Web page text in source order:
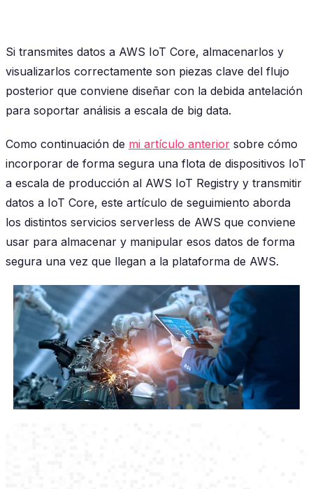
Si transmites datos a AWS IoT Core, almacenarlos y
visualizarlos correctamente son piezas clave del flujo
posterior que conviene diseñar con la debida antelación
para soportar análisis a escala de big data.
Como continuación de mi artículo anterior sobre cómo
incorporar de forma segura una flota de dispositivos IoT
a escala de producción al AWS IoT Registry y transmitir
datos a IoT Core, este artículo de seguimiento aborda
los distintos servicios serverless de AWS que conviene
usar para almacenar y manipular esos datos de forma
segura una vez que llegan a la plataforma de AWS.